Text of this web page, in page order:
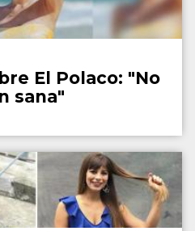
El Polaco: "No
sana"